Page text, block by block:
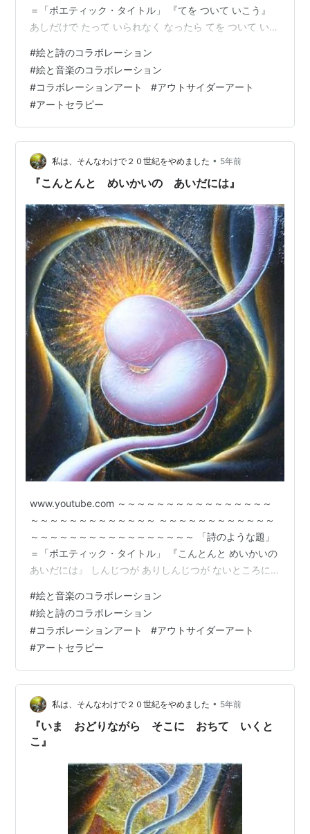
＝「ポエティック・タイトル」 『てを ついて いこう』
あしだけで たって いられなく なったら てを ついて いこ
らだの おもみに つぶされてこころが くずれてしまう ま
えにじめんに てを つこう まず ひざを おり それを ゆっ
くりと ちに おろしてそれから やさしく てを つこう そっ
と てを ついて じめんに ふれたら やっと だいちと つな
がってやっと ちきゅうと…
#絵と詩のコラボレーション
#絵と音楽のコラボレーション
#コラボレーションアート #アウトサイダーアート
#アートセラピー
私は、そんなわけで２０世紀をやめました • 5年前
『こんとんと めいかいの あいだには』
www.youtube.com ～～～～～～～～～～～～～～～～
～～～～～～～～～～～～～ ～～～～～～～～～～～～
～～～～～～～～～～～～～～～～～ 「詩のような題」
＝「ポエティック・タイトル」 『こんとんと めいかいの
あいだには』 しんじつが ありしんじつが ないところに
て しまえばそれは またたくまに せかいを おおいつくし
この よのなかは うそに そまる しかし うそにも かならず
こんとんが あり めいかいが ありその あいだには しんじ
つが ある だから この せかいは しんじつで おおわれてい
る ということもできる それな…
#絵と音楽のコラボレーション
#絵と詩のコラボレーション
#コラボレーションアート #アウトサイダーアート
#アートセラピー
私は、そんなわけで２０世紀をやめました • 5年前
『いま おどりながら そこに おちて いくと
こ』